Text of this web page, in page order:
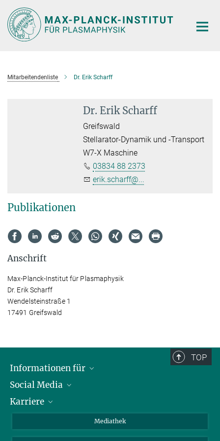
Hauptinhalt
Mitarbeitendenliste Dr. Erik Scharff
Dr. Erik Scharff
Greifswald
Stellarator-Dynamik und -Transport
W7-X Maschine
03834 88 2373
erik.scharff@...
Publikationen
Anschrift
Max-Planck-Institut für Plasmaphysik
Dr. Erik Scharff
Wendelsteinstraße 1
17491 Greifswald
TOP
Informationen für
Journalisten
Schule
Social Media
LinkedIn
Karriere
Mediathek